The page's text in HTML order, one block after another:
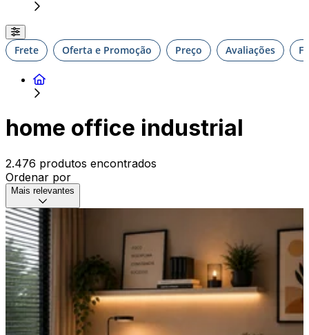
Frete Oferta e Promoção Preço Avaliações
home office industrial
2.476 produtos encontrados
Ordenar por
Mais relevantes